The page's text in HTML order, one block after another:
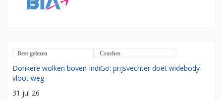
Best gelezen Crashes
Donkere wolken boven IndiGo: prijsvechter doet widebody-
vloot weg
31 jul 26